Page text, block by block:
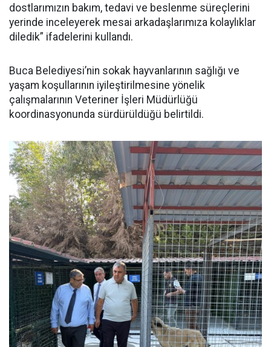
dostlarımızın bakım, tedavi ve beslenme süreçlerini
yerinde inceleyerek mesai arkadaşlarımıza kolaylıklar
diledik” ifadelerini kullandı.
Buca Belediyesi’nin sokak hayvanlarının sağlığı ve
yaşam koşullarının iyileştirilmesine yönelik
çalışmalarının Veteriner İşleri Müdürlüğü
koordinasyonunda sürdürüldüğü belirtildi.